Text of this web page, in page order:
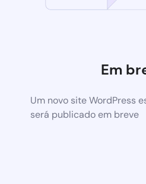
Em
Um novo site WordPress
será publicado em breve